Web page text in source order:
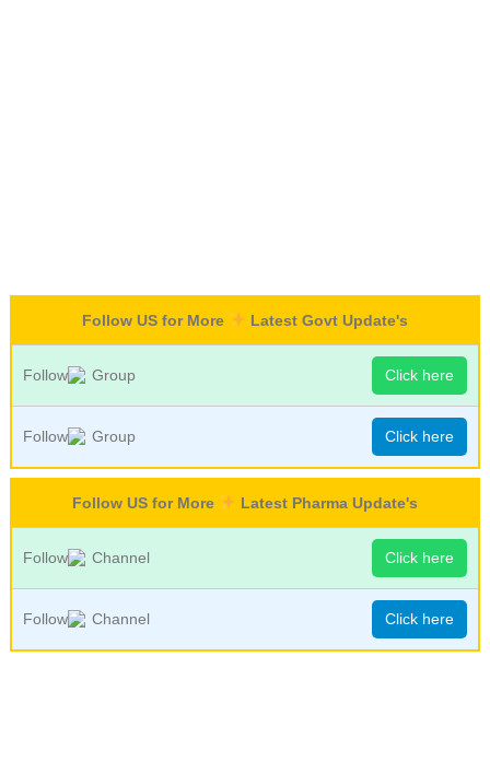
Follow US for More Latest Govt Update's
Follow Group Click here
Follow Group Click here
Follow US for More Latest Pharma Update's
Follow Channel Click here
Follow Channel Click here